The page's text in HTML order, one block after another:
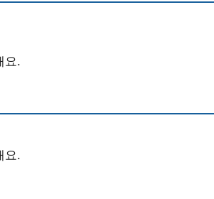
요.
요.